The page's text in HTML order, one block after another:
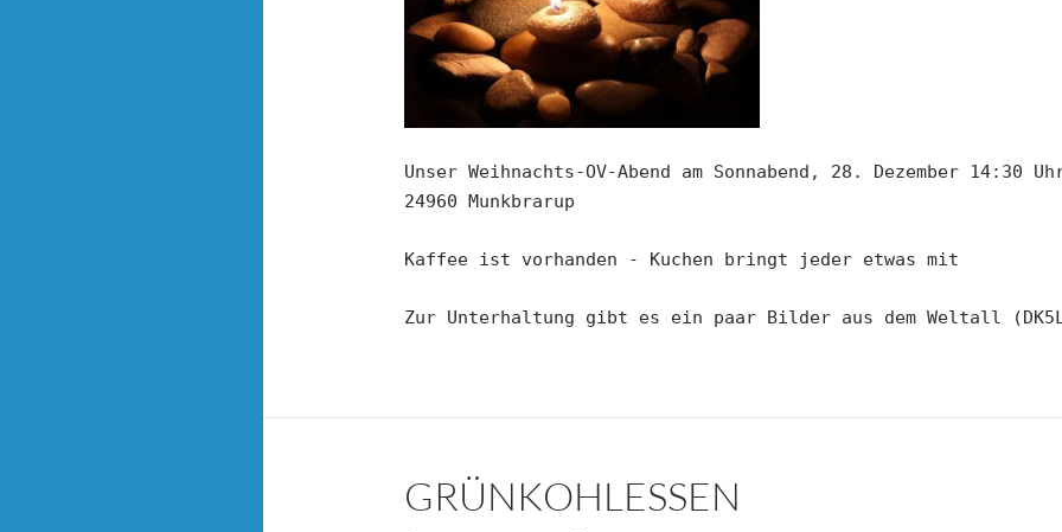
Unser Weihnachts-OV-Abend am Sonnabend, 28. Dezember 14:30
24960 Munkbrarup
Kaffee ist vorhanden - Kuchen bringt jeder etwas mit
Zur Unterhaltung gibt es ein paar Bilder aus dem Weltall
GRÜNKOHLESSEN